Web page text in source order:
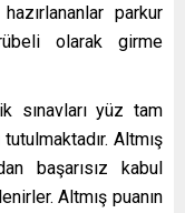
hazırlananlar parkur
olarak girme
sınavları yüz tam
Altmış
başarısız kabul
Altmış puanın